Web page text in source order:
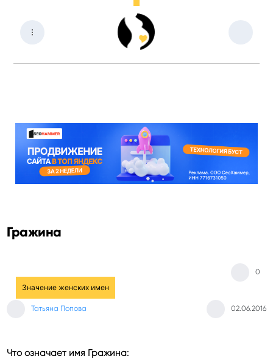
Гражина
Значение женских имен
Татьяна Попова 02.06.2016
0
Что означает имя Гражина: